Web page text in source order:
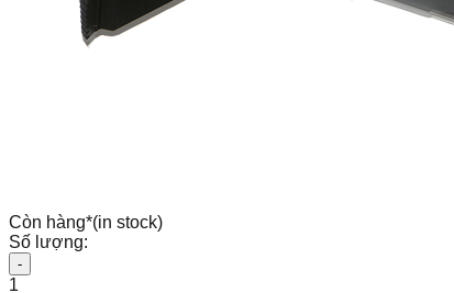
Còn hàng*(in stock)
Số lượng:
-
1